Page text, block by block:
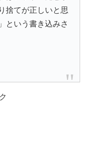
捨てが正しいと思
という書き込みさ